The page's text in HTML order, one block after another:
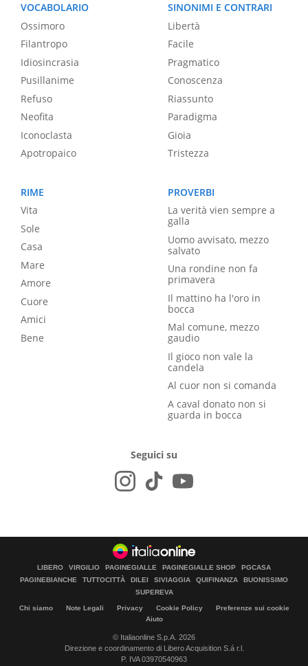
VOCABOLARIO
Ossimoro
Filantropo
Idiosincrasia
Pusillanime
Refuso
Neofita
Iconoclasta
Apotropaico
SINONIMI E CONTRARI
Libertà
Facile
Pragmatico
Conoscenza
Riassunto
Paradigma
Gioia
Tristezza
RIME
Vita
Sole
Casa
Mare
Amore
Cuore
Amici
Bene
PROVERBI
La verità vien sempre a
galla
Uomo avvisato, mezzo
salvato
Una rondine non fa
primavera
Il mattino ha l'oro in
bocca
Mal comune, mezzo
gaudio
Il gioco non vale la
candela
Al cuor non si comanda
A caval donato non si
guarda in bocca
Seguici su
LIBERO VIRGILIO PAGINEGIALLE PAGINEGIALLE SHOP
PGCASA
PAGINEBIANCHE
TUTTOCITTÀ DILEI SIVIAGGIA QUIFINANZA
BUONISSIMO
SUPEREVA
Chi siamo Note Legali Privacy Cookie Policy
Preferenze sui cookie
Aiuto
© Italiaonline S.p.A. 2026
Direzione e coordinamento di Libero Acquisition S.á r.l.
P. IVA 03970540963